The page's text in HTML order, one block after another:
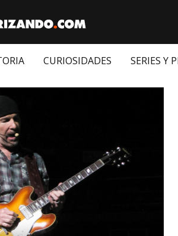
CURIOSIDADES SERIES Y